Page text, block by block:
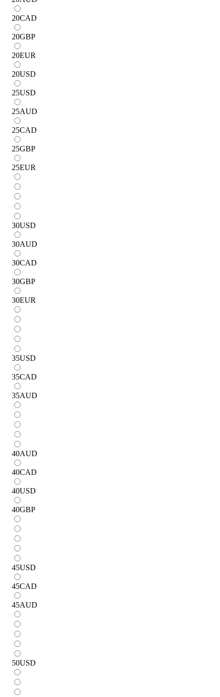
20CAD
20GBP
20EUR
20USD
25USD
25AUD
25CAD
25GBP
25EUR
30USD
30AUD
30CAD
30GBP
30EUR
35USD
35CAD
35AUD
40AUD
40CAD
40USD
40GBP
45USD
45CAD
45AUD
50USD